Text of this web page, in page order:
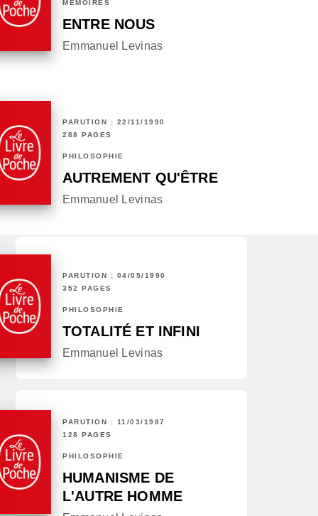
MÉMOIRES
ENTRE NOUS
Emmanuel Levinas
PARUTION : 22/11/1990
288 PAGES
PHILOSOPHIE
AUTREMENT QU'ÊTRE
Emmanuel Levinas
PARUTION : 04/05/1990
352 PAGES
PHILOSOPHIE
TOTALITÉ ET INFINI
Emmanuel Levinas
PARUTION : 11/03/1987
128 PAGES
PHILOSOPHIE
HUMANISME DE
L'AUTRE HOMME